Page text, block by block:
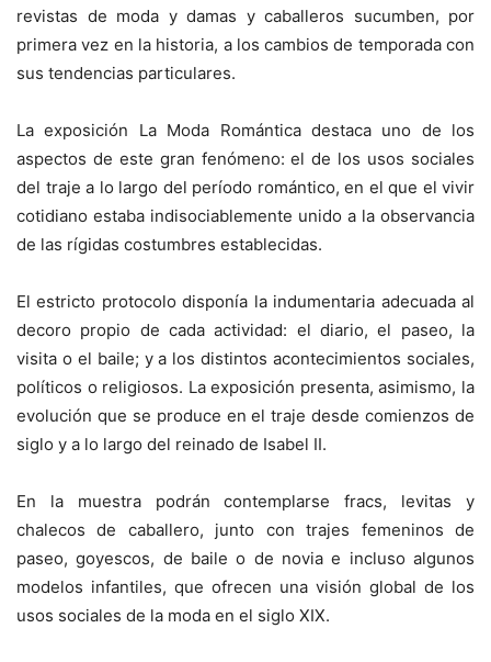
revistas de moda y damas y caballeros sucumben, por
primera vez en la historia, a los cambios de temporada con
sus tendencias particulares.
La exposición La Moda Romántica destaca uno de los
aspectos de este gran fenómeno: el de los usos sociales
del traje a lo largo del período romántico, en el que el vivir
cotidiano estaba indisociablemente unido a la observancia
de las rígidas costumbres establecidas.
El estricto protocolo disponía la indumentaria adecuada al
decoro propio de cada actividad: el diario, el paseo, la
visita o el baile; y a los distintos acontecimientos sociales,
políticos o religiosos. La exposición presenta, asimismo, la
evolución que se produce en el traje desde comienzos de
siglo y a lo largo del reinado de Isabel II.
En la muestra podrán contemplarse fracs, levitas y
chalecos de caballero, junto con trajes femeninos de
paseo, goyescos, de baile o de novia e incluso algunos
modelos infantiles, que ofrecen una visión global de los
usos sociales de la moda en el siglo XIX.